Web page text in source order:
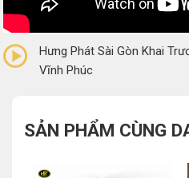
(0 Reviews)
Hưng Phát Sài Gòn Khai
Vĩnh Phúc
SẢN PHẨM CÙNG